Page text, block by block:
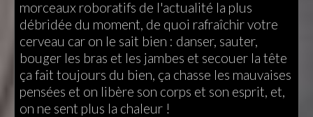
morceaux roboratifs de l'actualité la plus
débridée du moment, de quoi rafraîchir votre
cerveau car on le sait bien : danser, sauter,
bouger les bras et les jambes et secouer la tête
ça fait toujours du bien, ça chasse les mauvaises
pensées et on libère son corps et son esprit, et,
on ne sent plus la chaleur !